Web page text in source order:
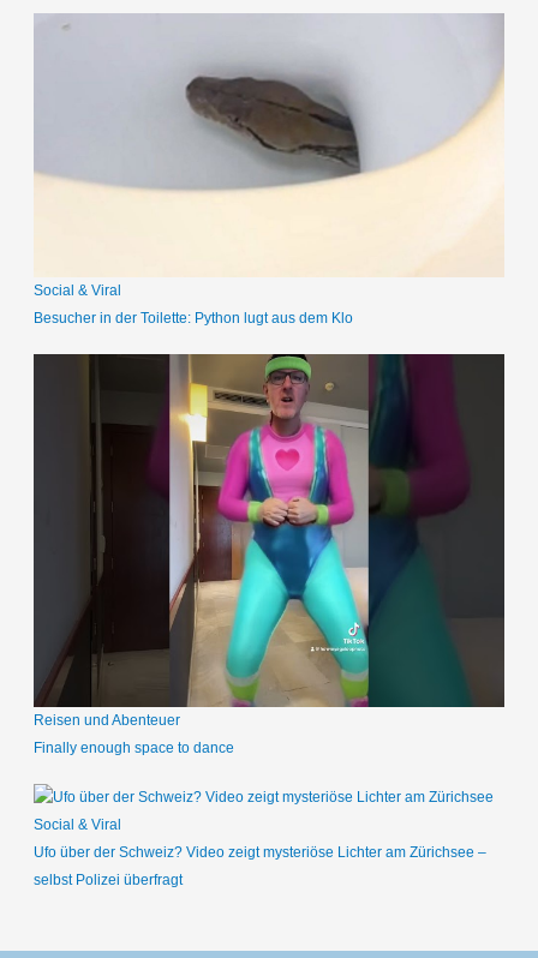
c
c
Social & Viral
Besucher in der Toilette: Python lugt aus dem Klo
Reisen und Abenteuer
Finally enough space to dance
Social & Viral
Ufo über der Schweiz? Video zeigt mysteriöse Lichter am Zürichsee –
selbst Polizei überfragt